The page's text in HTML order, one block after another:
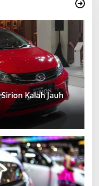
Kalah Jauh